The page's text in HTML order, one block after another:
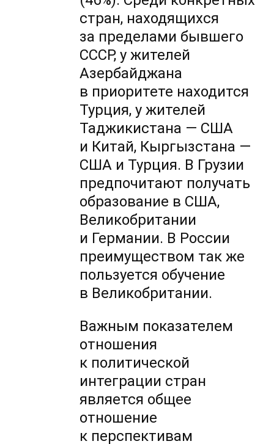
стран, находящихся
за пределами бывшего
СССР, у жителей
Азербайджана
в приоритете находится
Турция, у жителей
Таджикистана — США
и Китай, Кыргызстана —
США и Турция. В Грузии
предпочитают получать
образование в США,
Великобритании
и Германии. В России
преимуществом так же
пользуется обучение
в Великобритании.
Важным показателем
отношения
к политической
интеграции стран
является общее
отношение
к перспективам